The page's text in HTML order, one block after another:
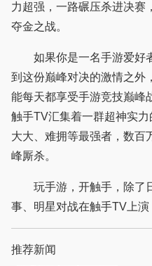
力超强，一路碾压杀进决赛
夺金之战。
如果你是一名手游爱好
到这份巅峰对决的激情之外
能每天都享受手游竞技巅峰
触手TV汇集着一群超神实
大大、难拥等最强者，数百
峰厮杀。
玩手游，开触手，除了
事、明星对战在触手TV上演
推荐新闻